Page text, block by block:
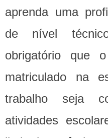
aprenda uma
de nível
obrigatório que
matriculado na
trabalho seja
atividades